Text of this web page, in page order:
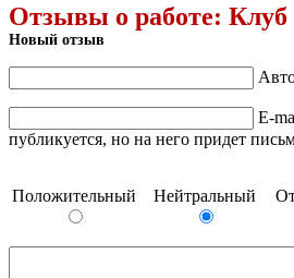
Отзывы о работе:
Новый отзыв
E-
публикуется, но на него придет
Положительный Нейтральный